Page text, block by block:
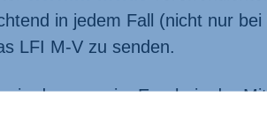
in jedem Fall (nicht nur
LFI M-V zu senden.
in denen es im Ergebnis der